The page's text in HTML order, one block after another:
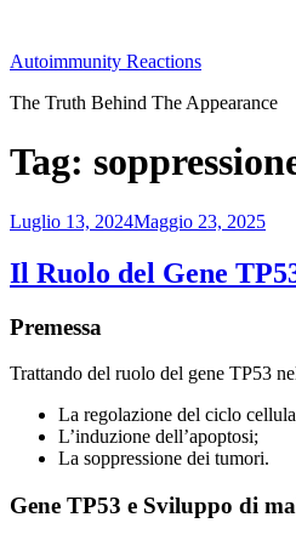
contenuto
Autoimmunity Reactions
The Truth Behind The Appearance
Tag:
Pubblicato
Luglio 13, 2024Maggio 23, 2025
Il Ruolo del Gene
Premessa
Trattando del ruolo del gene TP53
La regolazione del ciclo
L’induzione dell’apoptosi;
La soppressione dei tumori.
Gene TP53 e Sviluppo di